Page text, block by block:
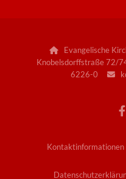
Evangelische
Knobelsdorffstraße 72/
6226-0

Kontaktinformationen